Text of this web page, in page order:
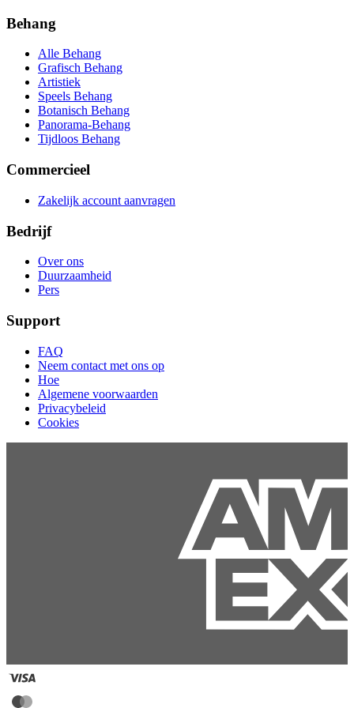
Behang
Alle Behang
Grafisch Behang
Artistiek
Speels Behang
Botanisch Behang
Panorama-Behang
Tijdloos Behang
Commercieel
Zakelijk account aanvragen
Bedrijf
Over ons
Duurzaamheid
Pers
Support
FAQ
Neem contact met ons op
Hoe
Algemene voorwaarden
Privacybeleid
Cookies